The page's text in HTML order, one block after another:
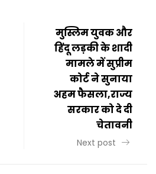
मुस्लिम युवक और
हिंदू लड़की के शादी
मामले में सुप्रीम
कोर्ट ने सुनाया
अहम फैसला,राज्य
सरकार को दे दी
चेतावनी
Next post